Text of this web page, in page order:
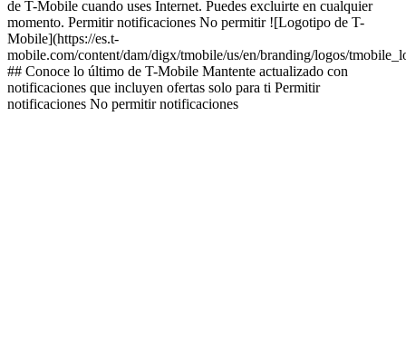
de T-Mobile cuando uses Internet. Puedes excluirte en cualquier
momento. Permitir notificaciones No permitir ![Logotipo de T-
Mobile](https://es.t-
mobile.com/content/dam/digx/tmobile/us/en/branding/logos/
## Conoce lo último de T-Mobile Mantente actualizado con
notificaciones que incluyen ofertas solo para ti Permitir
notificaciones No permitir notificaciones